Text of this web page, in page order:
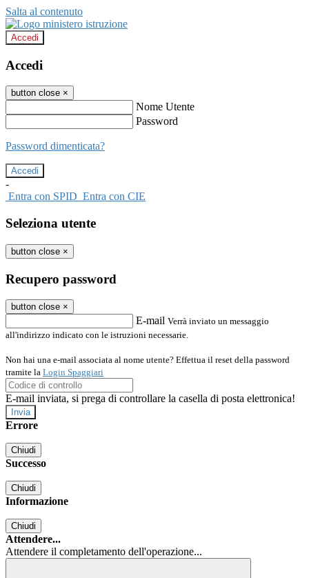
Salta al contenuto
Accedi
Accedi
button close ×
Nome Utente
Password
Password dimenticata?
-
Entra con SPID Entra con CIE
Seleziona utente
button close ×
Recupero password
button close ×
E-mail Verrà inviato un messaggio
all'indirizzo indicato con le istruzioni necessarie.
Non hai una e-mail associata al nome utente? Effettua il reset della password
tramite la Login Spaggiari
E-mail inviata, si prega di controllare la casella di posta elettronica!
Errore
Chiudi
Successo
Chiudi
Informazione
Chiudi
Attendere...
Attendere il completamento dell'operazione...